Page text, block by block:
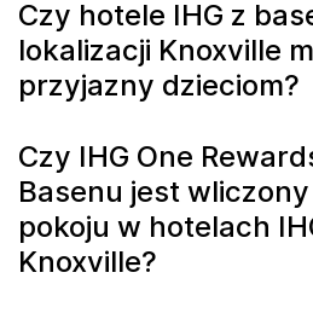
Czy hotele IHG z
lokalizacji Knoxville
przyjazny dzieciom?
Czy IHG One
Basenu jest
pokoju w hotelach
Knoxville?